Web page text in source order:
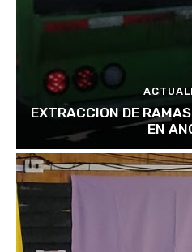
EXTRACCION DE
EN